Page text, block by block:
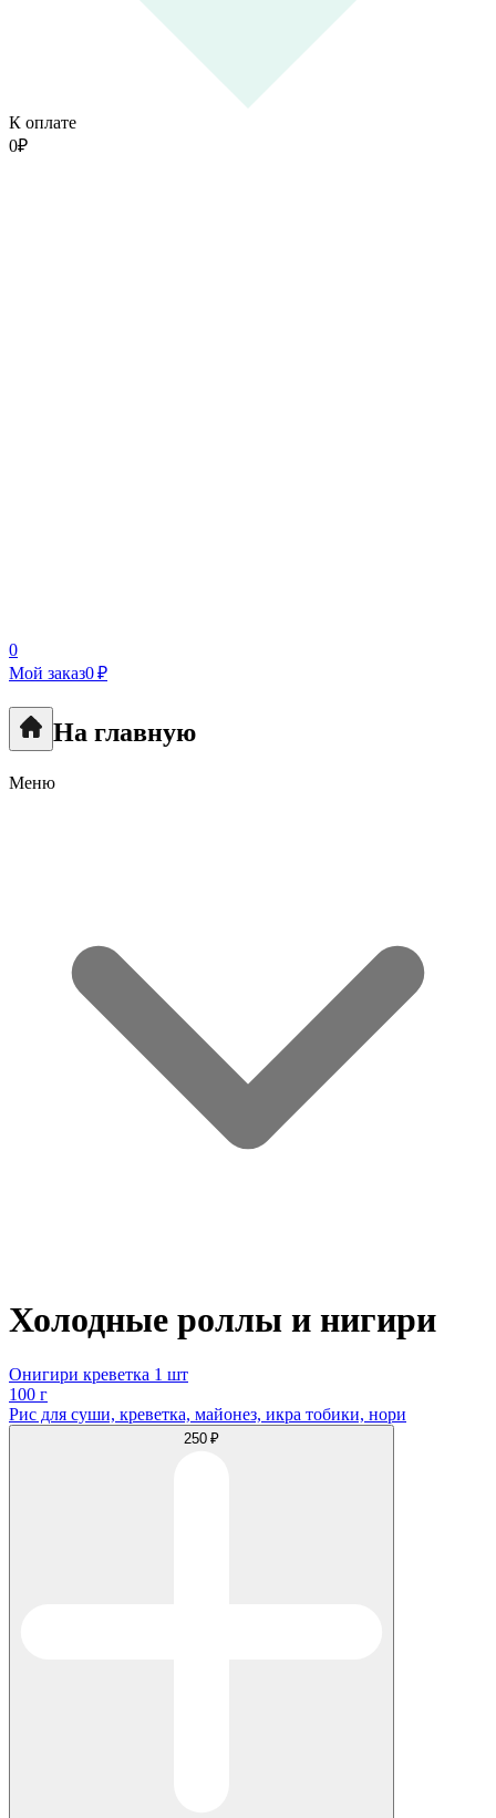
К оплате
0₽
0
Мой заказ0 ₽
На главную
Меню
Холодные роллы и нигири
Онигири креветка 1 шт
100 г
Рис для суши, креветка, майонез, икра тобики, нори
250 ₽